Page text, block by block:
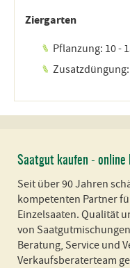
Ziergarten
Pflanzung: 10 -
Saatgut kaufen - online
Seit über 90 Jahren
kompetenten Partner
Einzelsaaten. Qualität
von
Beratung, Service und
Verkaufsberaterteam